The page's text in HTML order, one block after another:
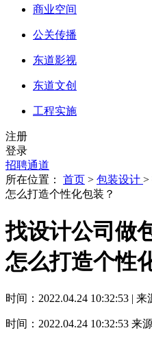
商业空间
公关传播
东道影视
东道文创
工程实施
注册
登录
招聘通道
所在位置： 首页 > 包装设计 >
怎么打造个性化包装？
找设计公司做
怎么打造个性
时间：2022.04.24 10:32:53 |
时间：2022.04.24 10:32:53 来